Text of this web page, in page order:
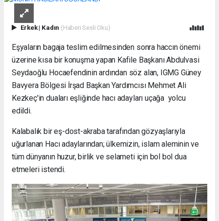
Erkek| Kadın (Haberi Sesli Oku)
Eşyaların bagaja teslim edilmesinden sonra haccın önemi
üzerine kısa bir konuşma yapan Kafile Başkanı Abdulvasi
Seydaoğlu Hocaefendinin ardından söz alan, IGMG Güney
Bavyera Bölgesi İrşad Başkan Yardımcısı Mehmet Ali
Kezkeç'in duaları eşliğinde hacı adayları uçağa yolcu
edildi.
Kalabalık bir eş-dost-akraba tarafından gözyaşlarıyla
uğurlanan Hacı adaylarından; ülkemizin, islam aleminin ve
tüm dünyanın huzur, birlik ve selameti için bol bol dua
etmeleri istendi.